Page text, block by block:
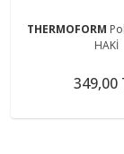
THERMOFORM
HAKİ
349,00